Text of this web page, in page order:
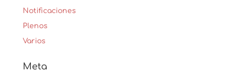
Notificaciones
Plenos
Varios
Meta